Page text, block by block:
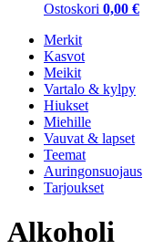
Ostoskori 0,00 €
Merkit
Kasvot
Meikit
Vartalo & kylpy
Hiukset
Miehille
Vauvat & lapset
Teemat
Auringonsuojaus
Tarjoukset
Alkoholi